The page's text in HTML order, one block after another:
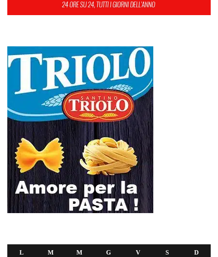
L M M G V S D